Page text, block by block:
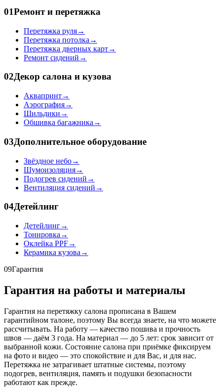
01Ремонт и перетяжка
Перетяжка руля→
Перетяжка потолка →
Перетяжка дверных карт→
Ремонт сидений →
02Декор салона и кузова
Аквапринт→
Аэрография→
Шильдики →
Обшивка багажника →
03Дополнительное оборудование
Звёздное небо→
Шумоизоляция→
Подогрев сидений →
Вентиляция сидений →
04Детейлинг
Детейлинг→
Тонировка →
Оклейка PPF→
Керамика кузова →
09Гарантия
Гарантия на работы и материалы
Гарантия на перетяжку салона прописана в Вашем
гарантийном талоне, поэтому Вы всегда знаете, на что можете
рассчитывать. На работу — качество пошива и прочность
швов — даём 3 года. На материал — до 5 лет: срок зависит от
выбранной кожи. Состояние салона при приёмке фиксируем
на фото и видео — это спокойствие и для Вас, и для нас.
Перетяжка не затрагивает штатные системы, поэтому
подогрев, вентиляция, память и подушки безопасности
работают как прежде.